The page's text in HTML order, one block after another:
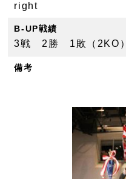
right
B-UP戦績
3戦 2勝 1敗（2KO）
備考